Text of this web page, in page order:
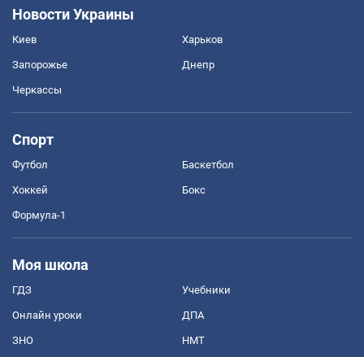
Новости Украины
Киев Харьков
Запорожье Днепр
Черкассы
Спорт
Футбол Баскетбол
Хоккей Бокс
Формула-1
Моя школа
ГДЗ Учебники
Онлайн уроки ДПА
ЗНО НМТ